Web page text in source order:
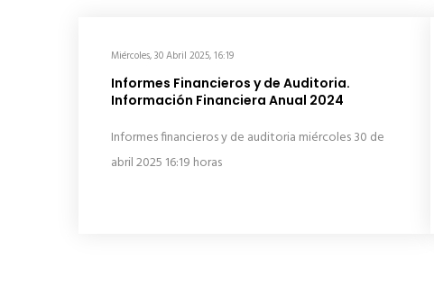
Miércoles, 30 Abril 2025, 16:19
Informes Financieros y de Auditoria.
Información Financiera Anual 2024
Informes financieros y de auditoria miércoles 30 de
abril 2025 16:19 horas